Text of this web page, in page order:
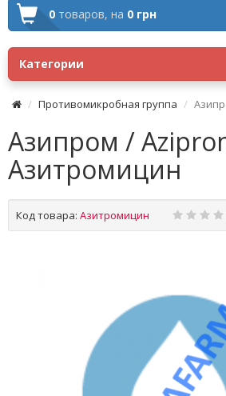
0 товаров, на 0 грн
Категории
Противомикробная группа
Азипром /
Азитромицин
Код товара: Азитромицин